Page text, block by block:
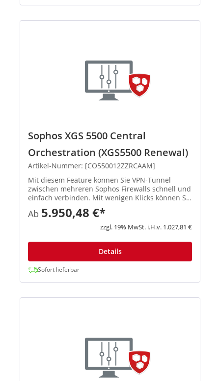
Sophos XGS 5500 Central
Orchestration (XGS5500 Renewal)
Artikel-Nummer: [CO550012ZZRCAAM]
Mit diesem Feature können Sie VPN-Tunnel
zwischen mehreren Sophos Firewalls schnell und
einfach verbinden. Mit wenigen Klicks können Sie
ein Full-Mesh-Netzwerk, eine Hub-and-Spoke-
Topologie oder ähnliche Infrastrukturen
einrichten, und Sophos Central...
Ab 5.950,48 €*
zzgl. 19% MwSt. i.H.v. 1.027,81 €
Details
Sofort lieferbar